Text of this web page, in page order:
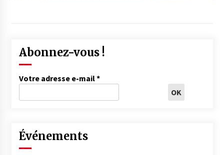
Abonnez-vous !
Votre adresse e-mail*
Événements